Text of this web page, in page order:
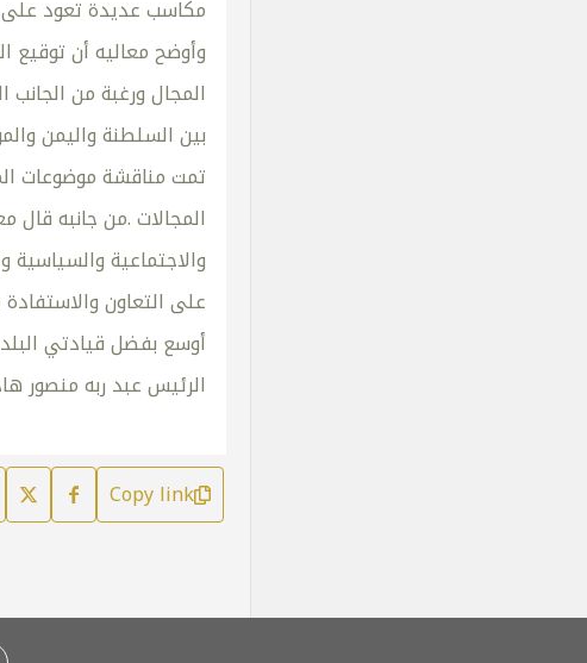
مكاسب عديدة تعود على
وأوضح معاليه أن توقيع
المجال ورغبة من
بين السلطنة واليمن
تمت مناقشة موضوعات
المجالات .من جانبه قال
والاجتماعية
على التعاون والاستفادة
أوسع بفضل قيادتي
الرئيس عبد ربه منصور
Copy link